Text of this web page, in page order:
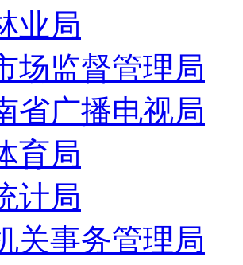
业局
场监督管理局
省广播电视局
育局
计局
关事务管理局